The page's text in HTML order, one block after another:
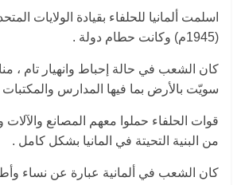
اسلمت ألمانيا للحلفاء بقيادة الولايات
(1945م) وكانت حطام دولة .
كان الشعب في حالة إحباط وانهيار تام ،
سويّت بالأرض بما فيها المدارس
قوات الحلفاء حملوا معهم المصانع والآلات
من البنية التحيتة في المانيا بشكل كامل .
كان الشعب في ألمانية عبارة عن نساء